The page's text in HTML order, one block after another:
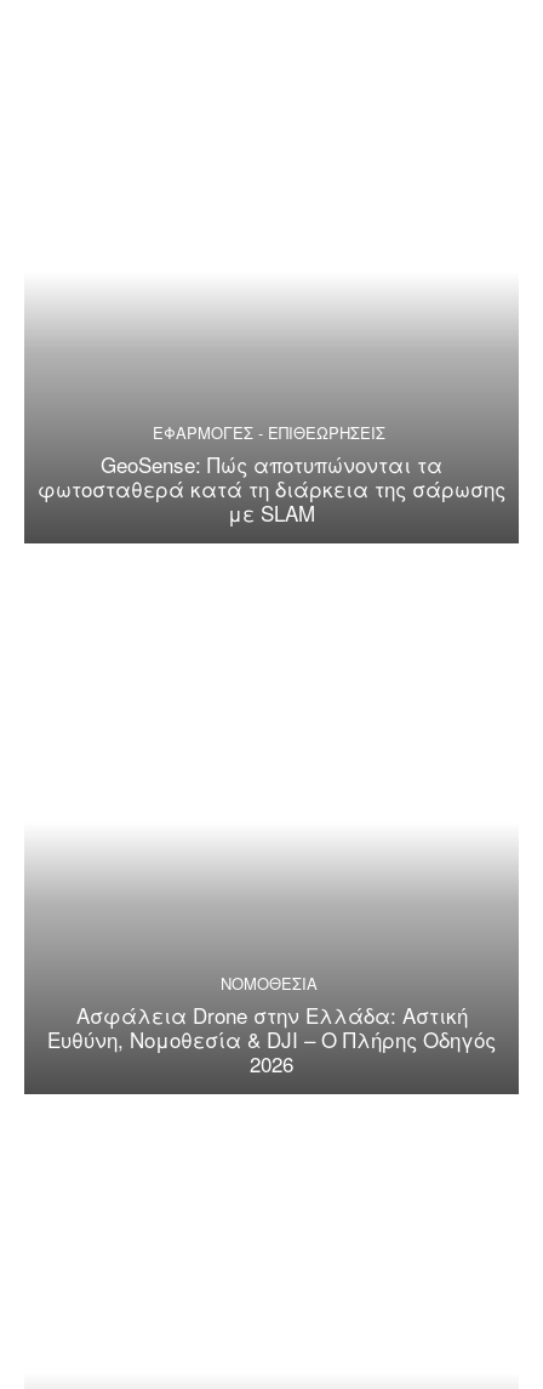
ΕΦΑΡΜΟΓΕΣ - ΕΠΙΘΕΩΡΗΣΕΙΣ
GeoSense: Πώς αποτυπώνονται τα
φωτοσταθερά κατά τη διάρκεια της σάρωσης
με SLAM
ΝΟΜΟΘΕΣΙΑ
Ασφάλεια Drone στην Ελλάδα: Αστική
Ευθύνη, Νομοθεσία & DJI – Ο Πλήρης Οδηγός
2026